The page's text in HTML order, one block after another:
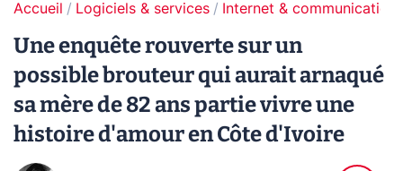
Accueil Logiciels & services Internet & communication
Une enquête rouverte sur un
possible brouteur qui aurait arnaqué
sa mère de 82 ans partie vivre une
histoire d'amour en Côte d'Ivoire